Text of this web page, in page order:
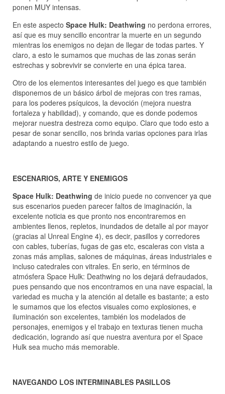
ponen MUY intensas.
En este aspecto Space Hulk: Deathwing no perdona errores,
así que es muy sencillo encontrar la muerte en un segundo
mientras los enemigos no dejan de llegar de todas partes. Y
claro, a esto le sumamos que muchas de las zonas serán
estrechas y sobrevivir se convierte en una épica tarea.
Otro de los elementos interesantes del juego es que también
disponemos de un básico árbol de mejoras con tres ramas,
para los poderes psíquicos, la devoción (mejora nuestra
fortaleza y habilidad), y comando, que es donde podemos
mejorar nuestra destreza como equipo. Claro que todo esto a
pesar de sonar sencillo, nos brinda varias opciones para irlas
adaptando a nuestro estilo de juego.
ESCENARIOS, ARTE Y ENEMIGOS
Space Hulk: Deathwing de inicio puede no convencer ya que
sus escenarios pueden parecer faltos de imaginación, la
excelente noticia es que pronto nos encontraremos en
ambientes llenos, repletos, inundados de detalle al por mayor
(gracias al Unreal Engine 4), es decir, pasillos y corredores
con cables, tuberías, fugas de gas etc, escaleras con vista a
zonas más amplias, salones de máquinas, áreas industriales e
incluso catedrales con vitrales. En serio, en términos de
atmósfera Space Hulk: Deathwing no los dejará defraudados,
pues pensando que nos encontramos en una nave espacial, la
variedad es mucha y la atención al detalle es bastante; a esto
le sumamos que los efectos visuales como explosiones, e
iluminación son excelentes, también los modelados de
personajes, enemigos y el trabajo en texturas tienen mucha
dedicación, logrando así que nuestra aventura por el Space
Hulk sea mucho más memorable.
NAVEGANDO LOS INTERMINABLES PASILLOS